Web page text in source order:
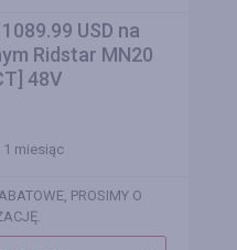
USD na
Ridstar MN20
48V
1 miesiąc
PROSIMY O